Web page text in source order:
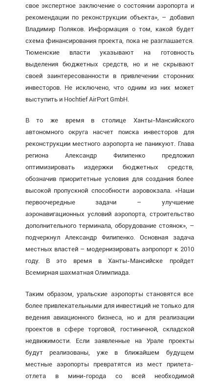
свое экспертное заключение о состоянии аэропорта и
рекомендации по реконструкции объекта», – добавил
Владимир Поляков. Информация о том, какой будет
схема финансирования проекта, пока не разглашается.
Тюменские власти указывают на готовность
выделения бюджетных средств, но и не скрывают
своей заинтересованности в привлечении сторонних
инвесторов. Не исключено, что одним из них может
выступить и Hochtief AirPort GmbH.
В то же время в столице Ханты-Мансийского
автономного округа насчет поиска инвесторов для
реконструкции местного аэропорта не паникуют. Глава
региона Александр Филипенко предложил
оптимизировать издержки бюджетных средств,
обозначив приоритетные условия для создания более
высокой пропускной способности аэровокзала. «Наши
первоочередные задачи – улучшение
аэронавигационных условий аэропорта, строительство
дополнительного терминала, оборудование стоянок», –
подчеркнул Александр Филипенко. Основная задача
местных властей – модернизировать аэпропорт к 2010
году. В это время в Ханты-Мансийске пройдет
Всемирная шахматная Олимпиада.
Таким образом, уральские аэропорты становятся все
более привлекательными для инвестиций не только для
ведения авиационного бизнеса, но и для реализации
проектов в сфере торговой, гостиничной, складской
недвижимости. Если заявленные на Урале проекты
будут реализованы, уже в ближайшем будущем
местные аэропорты превратятся из мест прилета-
отлета в мини-города со всей необходимой